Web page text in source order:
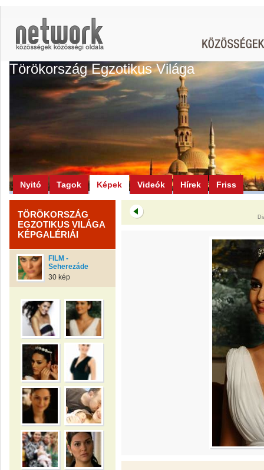
Törökország Egzotikus Világa
Nyitó Tagok Képek Videók Hírek Friss
TÖRÖKORSZÁG
EGZOTIKUS VILÁGA
KÉPGALÉRIÁI
FILM -
Seherezáde
30 kép